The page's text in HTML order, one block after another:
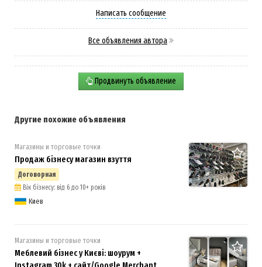
Написать сообщение
Все объявления автора
Продвинуть объявление
Другие похожие объявления
3
Магазины и торговые точки
Продаж бізнесу магазин взуття
Договорная
Вік бізнесу: від 6 до 10+ років
Киев
6
Магазины и торговые точки
Меблевий бізнес у Києві: шоурум +